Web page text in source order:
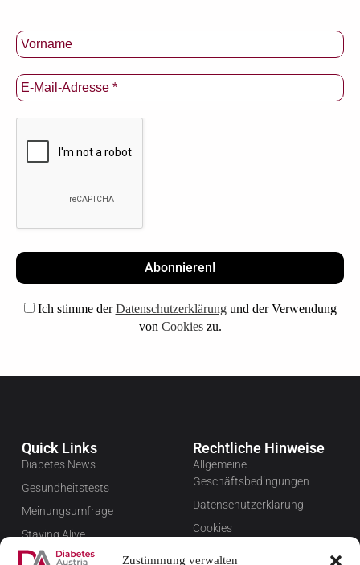
Zustimmung verwalten
Ich stimme derDatenschutzerklärungund der Verwendung
von Cookieszu.
Quick Links
Diabetes News
Gesundheitstests
Meinungsumfrage
Staying Alive
Favoriten
Rechtliche Hinweise
Allgemeine
Geschäftsbedingungen
Datenschutzerklärung
Cookies